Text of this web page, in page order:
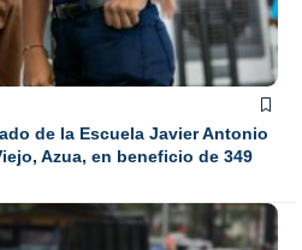
de la Escuela Javier Antonio
Azua, en beneficio de 349